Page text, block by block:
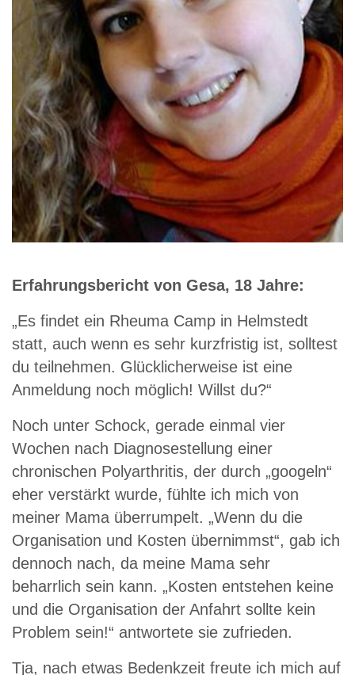
Erfahrungsbericht von Gesa, 18 Jahre:
„Es findet ein Rheuma Camp in Helmstedt
statt, auch wenn es sehr kurzfristig ist, solltest
du teilnehmen. Glücklicherweise ist eine
Anmeldung noch möglich! Willst du?“
Noch unter Schock, gerade einmal vier
Wochen nach Diagnosestellung einer
chronischen Polyarthritis, der durch „googeln“
eher verstärkt wurde, fühlte ich mich von
meiner Mama überrumpelt. „Wenn du die
Organisation und Kosten übernimmst“, gab ich
dennoch nach, da meine Mama sehr
beharrlich sein kann. „Kosten entstehen keine
und die Organisation der Anfahrt sollte kein
Problem sein!“ antwortete sie zufrieden.
Tja, nach etwas Bedenkzeit freute ich mich auf